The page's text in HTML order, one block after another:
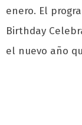
enero. El
Birthday
el nuevo año